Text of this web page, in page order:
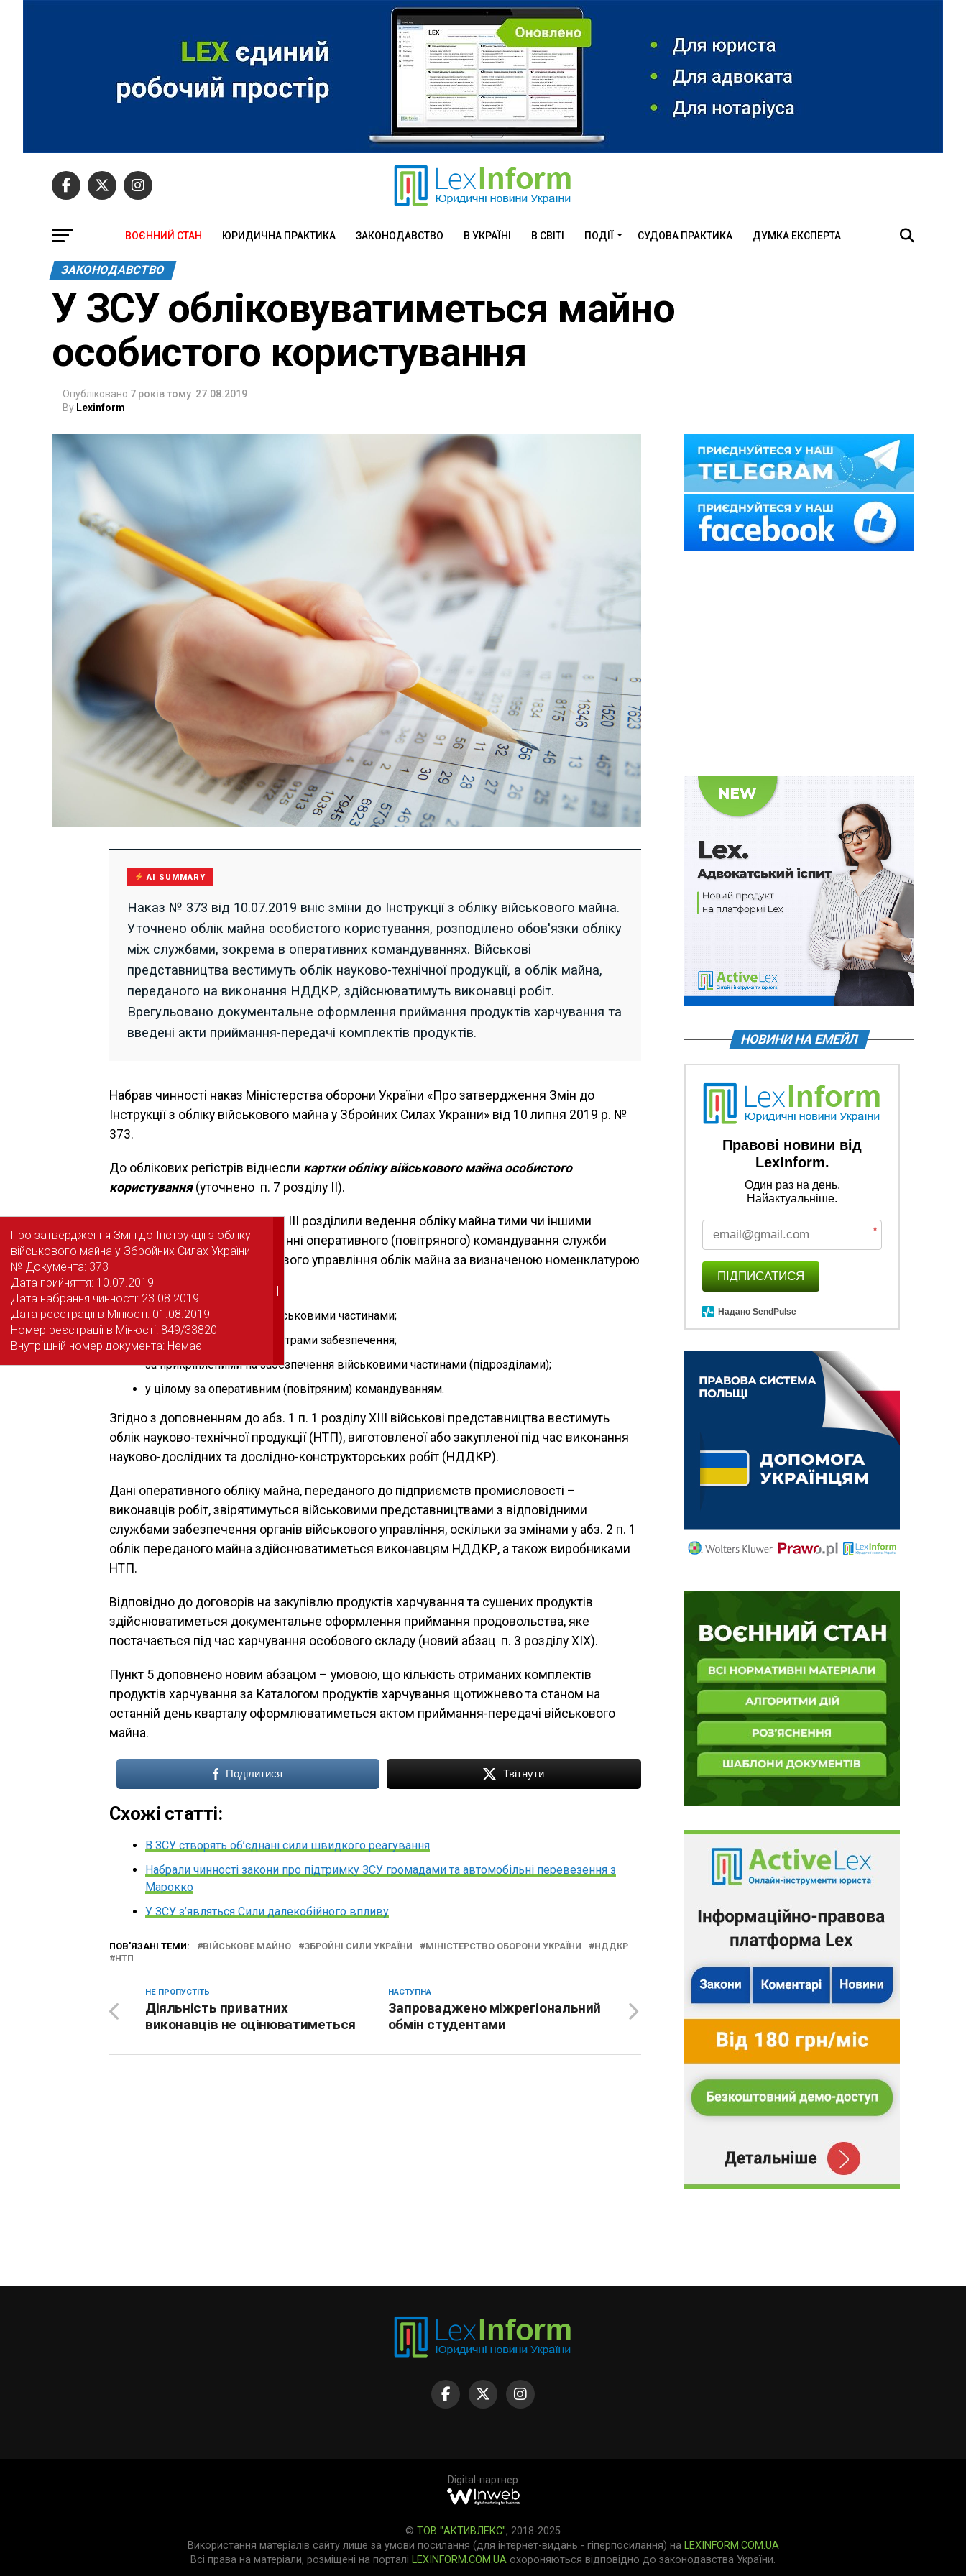
ВОЄННИЙ СТАН ЮРИДИЧНА ПРАКТИКА ЗАКОНОДАВСТВО В УКРАЇНІ В СВІТІ ПОДІЇ СУДОВА ПРАКТИКА ДУМКА ЕКСПЕРТА
ЗАКОНОДАВСТВО
У ЗСУ обліковуватиметься майно
особистого користування
Опубліковано 7 років тому 27.08.2019
By Lexinform
AI SUMMARY
Наказ № 373 від 10.07.2019 вніс зміни до Інструкції з обліку військового майна.
Уточнено облік майна особистого користування, розподілено обов'язки обліку
між службами, зокрема в оперативних командуваннях. Військові
представництва вестимуть облік науково-технічної продукції, а облік майна,
переданого на виконання НДДКР, здійснюватимуть виконавці робіт.
Врегульовано документальне оформлення приймання продуктів харчування та
введені акти приймання-передачі комплектів продуктів.
Набрав чинності наказ Міністерства оборони України «Про затвердження Змін до
Інструкції з обліку військового майна у Збройних Силах України» від 10 липня 2019 р. №
373.
До облікових регістрів віднесли картки обліку військового майна особистого
користування(уточнено п. 7 розділу II).
Новою редакцією п. 4 розділу ІІІ розділили ведення обліку майна тими чи іншими
службами. Зокрема, в управлінні оперативного (повітряного) командування служби
забезпечення органу військового управління облік майна за визначеною номенклатурою
ведеться:
за підпорядкованими військовими частинами;
за підпорядкованими центрами забезпечення;
за прикріпленими на забезпечення військовими частинами (підрозділами);
у цілому за оперативним (повітряним) командуванням.
Згідно з доповненням до абз. 1 п. 1 розділу XIII військові представництва вестимуть
облік науково-технічної продукції (НТП), виготовленої або закупленої під час виконання
науково-дослідних та дослідно-конструкторських робіт (НДДКР).
Дані оперативного обліку майна, переданого до підприємств промисловості –
виконавців робіт, звірятимуться військовими представництвами з відповідними
службами забезпечення органів військового управління, оскільки за змінами у абз. 2 п. 1
облік переданого майна здійснюватиметься виконавцям НДДКР, а також виробниками
НТП.
Відповідно до договорів на закупівлю продуктів харчування та сушених продуктів
здійснюватиметься документальне оформлення приймання продовольства, яке
постачається під час харчування особового складу (новий абзац п. 3 розділу XIX).
Пункт 5 доповнено новим абзацом – умовою, що кількість отриманих комплектів
продуктів харчування за Каталогом продуктів харчування щотижнево та станом на
останній день кварталу оформлюватиметься актом приймання-передачі військового
майна.
Поділитися Твітнути
Схожі статті:
В ЗСУ створять об’єднані сили швидкого реагування
Набрали чинності закони про підтримку ЗСУ громадами та автомобільні перевезення з
Марокко
У ЗСУ з’являться Сили далекобійного впливу
ПОВ'ЯЗАНІ ТЕМИ: ВІЙСЬКОВЕ МАЙНО ЗБРОЙНІ СИЛИ УКРАЇНИ МІНІСТЕРСТВО ОБОРОНИ УКРАЇНИ
НДДКР
НТП
НАСТУПНА
Запроваджено міжрегіональний
обмін студентами
НЕ ПРОПУСТІТЬ
Діяльність приватних
виконавців не оцінюватиметься
НОВИНИ НА ЕМЕЙЛ
Правові новини від
LexInform.
Один раз на день.
Найактуальніше.
*
ПІДПИСАТИСЯ
Надано SendPulse
Про затвердження Змін до Інструкції з обліку
військового майна у Збройних Силах України
||
№ Документа: 373
Дата прийняття: 10.07.2019
Дата набрання чинності: 23.08.2019
Дата реєстрації в Мінюсті: 01.08.2019
Номер реєстрації в Мінюсті: 849/33820
Внутрішній номер документа: Немає
Digital-партнер
© ТОВ "АКТИВЛЕКС", 2018-2025
Використання матеріалів сайту лише за умови посилання (для інтернет-видань - гіперпосилання) на LEXINFORM.COM.UA
Всі права на матеріали, розміщені на порталі LEXINFORM.COM.UA охороняються відповідно до законодавства України.
Про затвердження Змін до Інструкції з обліку
військового майна у Збройних Силах України
||
№ Документа: 373
Дата прийняття: 10.07.2019
Дата набрання чинності: 23.08.2019
Дата реєстрації в Мінюсті: 01.08.2019
Номер реєстрації в Мінюсті: 849/33820
Внутрішній номер документа: Немає